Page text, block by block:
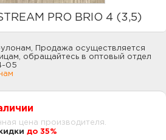
PRO BRIO 4 (3,5)
Продажа осуществляется
обращайтесь в оптовый отдел
05
цена производителя.
до 35%